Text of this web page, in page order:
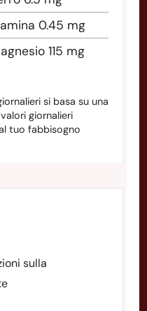
0.45 mg
115 mg
si basa su una
giornalieri
tuo fabbisogno
sulla